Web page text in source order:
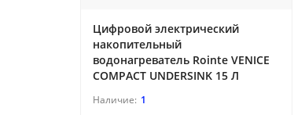
Цифровой электрический
накопительный
водонагреватель Rointe VENICE
COMPACT UNDERSINK 15 Л
1